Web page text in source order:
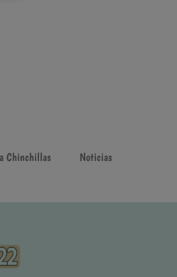
Chinchillas Noticias